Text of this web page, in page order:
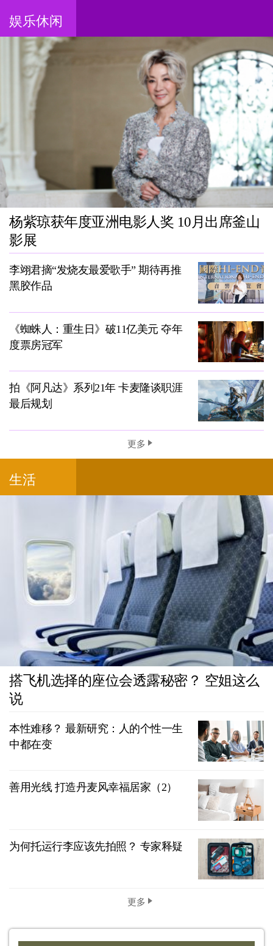
娱乐休闲
杨紫琼获年度亚洲电影人奖 10月出席釜山
影展
李翊君摘“发烧友最爱歌手” 期待再推
黑胶作品
《蜘蛛人：重生日》破11亿美元 夺年
度票房冠军
拍《阿凡达》系列21年 卡麦隆谈职涯
最后规划
更多
生活
搭飞机选择的座位会透露秘密？ 空姐这么
说
本性难移？ 最新研究：人的个性一生
中都在变
善用光线 打造丹麦风幸福居家（2）
为何托运行李应该先拍照？ 专家释疑
更多